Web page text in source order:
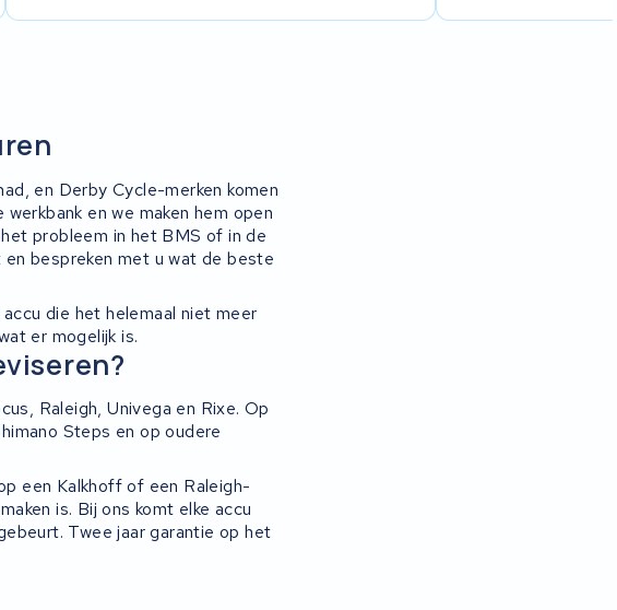
en Derby Cycle-merken komen
en we maken hem open
probleem in het BMS of in de
bespreken met u wat de beste
die het helemaal niet meer
er mogelijk is.
Raleigh, Univega en Rixe. Op
Steps en op oudere
een Kalkhoff of een Raleigh-
is. Bij ons komt elke accu
Twee jaar garantie op het